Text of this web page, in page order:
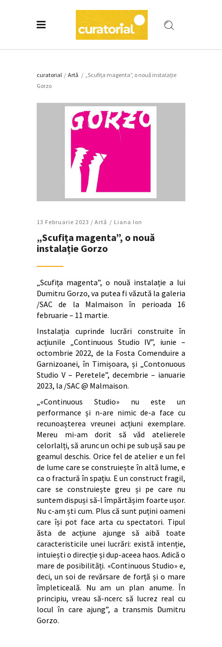
curatorial / Artǎ / „Scufița magenta”, o nouă instalație
Gorzo
13 Februarie 2023 / Artǎ Liana Ion
„Scufița magenta”, o nouă
instalație Gorzo
„Scufița magenta”, o nouă instalație a lui
Dumitru Gorzo, va putea fi văzută la galeria
/SAC de la Malmaison în perioada 16
februarie – 11 martie.
Instalația cuprinde lucrări construite în
acțiunile „Continuous Studio IV”, iunie –
octombrie 2022, de la Fosta Comenduire a
Garnizoanei, în Timișoara, și „Contonuous
Studio V – Peretele”, decembrie – ianuarie
2023, la /SAC @ Malmaison.
„«Continuous Studio» nu este un
performance și n-are nimic de-a face cu
recunoașterea vreunei acțiuni exemplare.
Mereu mi-am dorit să văd atelierele
celorlalți, să arunc un ochi pe sub ușă sau pe
geamul deschis. Orice fel de atelier e un fel
de lume care se construiește în altă lume, e
ca o fractură în spațiu. E un construct fragil,
care se construiește greu și pe care nu
suntem dispuși să-l împărtășim foarte ușor.
Nu c-am ști cum. Plus că sunt puțini oameni
care își pot face arta cu spectatori. Tipul
ăsta de acțiune ajunge să aibă toate
caracteristicile unei lucrări: există intenție,
intuiești o direcție și dup-aceea haos. Adică o
mare de posibilități. «Continuous Studio» e,
deci, un soi de revărsare de forță și o mare
împleticeală. Nu am un plan anume. În
principiu, vreau să-ncerc să lucrez real cu
locul în care ajung”, a transmis Dumitru
Gorzo.